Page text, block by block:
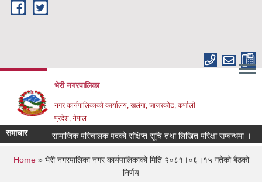
Skip to main content
भेरी नगरपालिका
नगर कार्यपालिकाको कार्यालय, खलंगा, जाजरकोट, कर्णाली
प्रदेश, नेपाल
समाचार सामाजिक परिचालक पदको संक्षिप्त सूचि तथा लिखित परिक्षा सम्बन्धमा ।
You are here
Home» भेरी नगरपालिका नगर कार्यपालिकाको मिति २०८१।०६।१५ गतेको बैठको
निर्णय